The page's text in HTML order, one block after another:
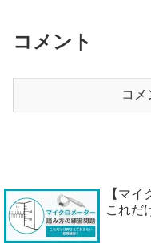
コメント
コメ
【マ
これだ